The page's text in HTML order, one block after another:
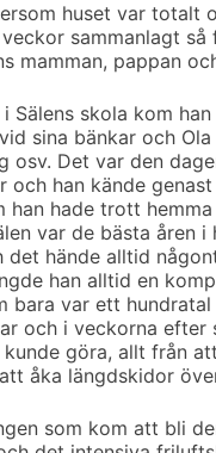
huset var totalt
sammanlagt
mamman, pappan
i Sälens skola kom
sina bänkar och
osv. Det var den
och han kände
han hade trott
var de bästa åren
det hände alltid
han alltid en
bara var ett
och i veckorna efter
göra, allt från
åka längdskidor
som kom att bli